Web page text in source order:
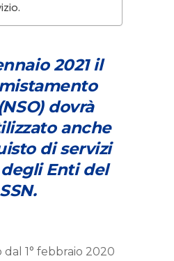
2021 il
dovrà
anche
di servizi
Enti del
SSN.
dal 1° febbraio 2020